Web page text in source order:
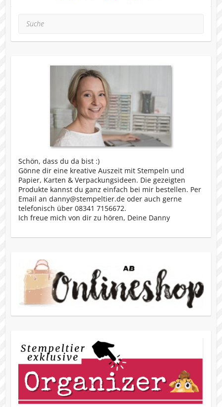
Suche
Schön, dass du da bist :)
Gönne dir eine kreative Auszeit mit Stempeln und
Papier, Karten & Verpackungsideen. Die gezeigten
Produkte kannst du ganz einfach bei mir bestellen. Per
Email an danny@stempeltier.de oder auch gerne
telefonisch über 08341 7156672.
Ich freue mich von dir zu hören, Deine Danny